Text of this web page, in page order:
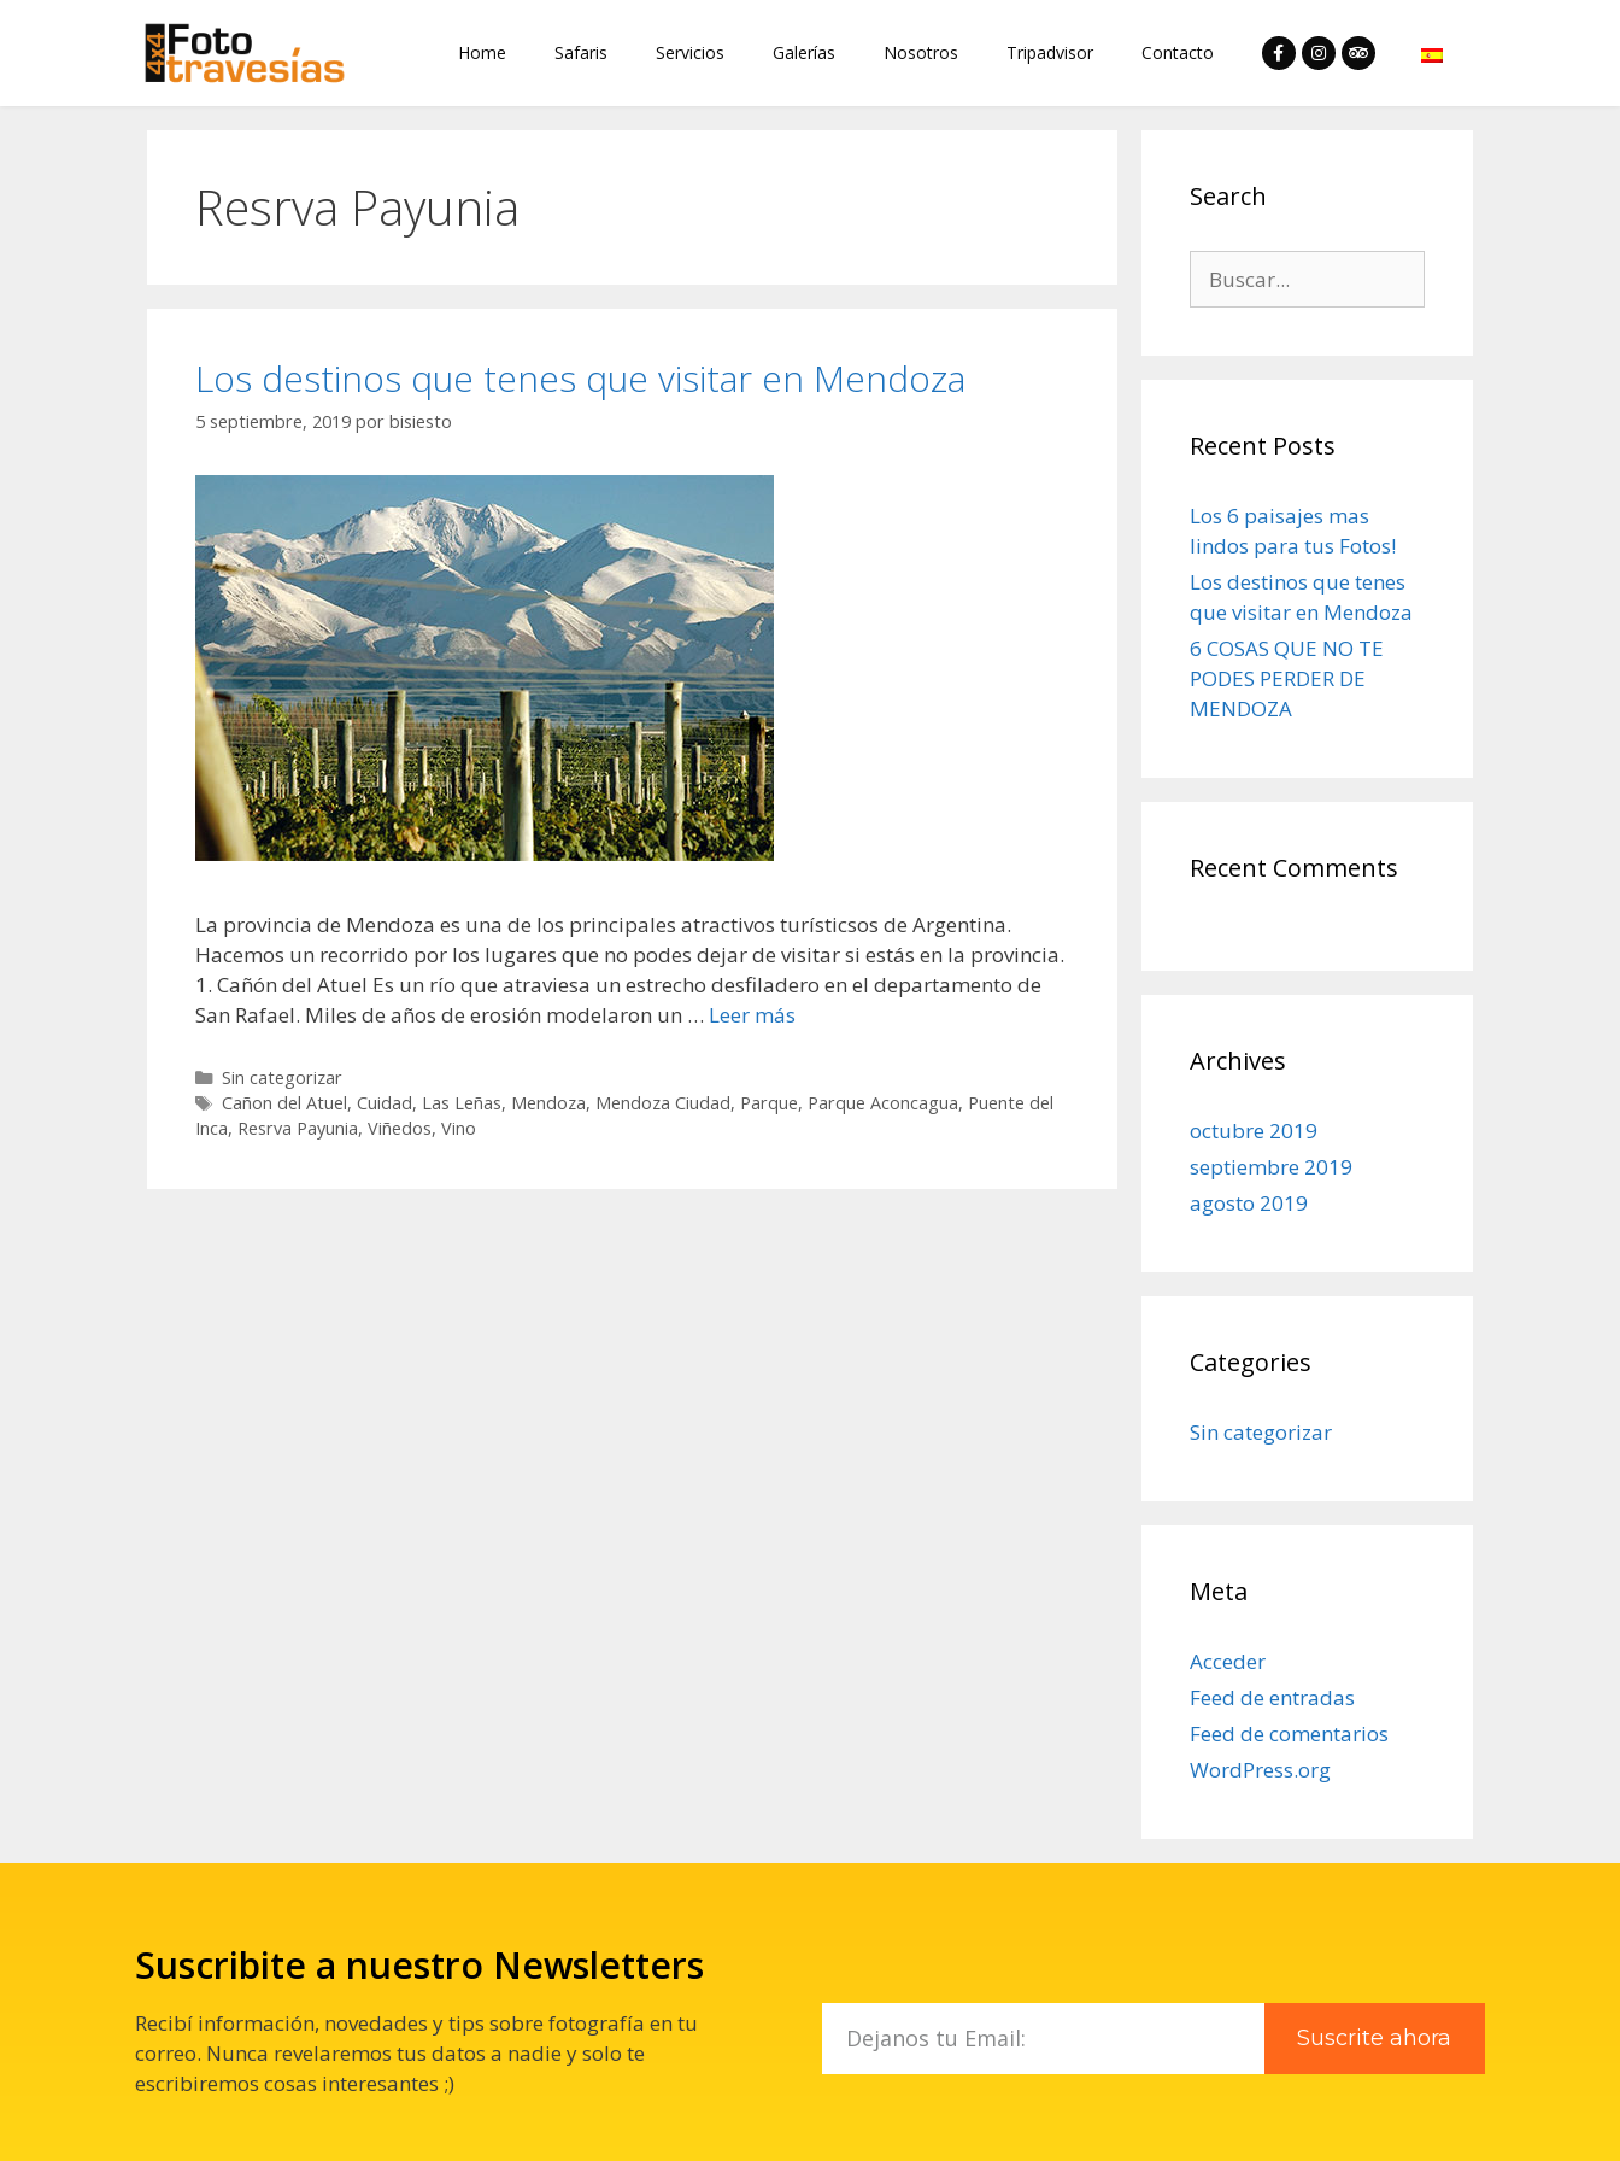
Home Safaris Servicios Galerías Nosotros Tripadvisor Contacto
Resrva Payunia
Los destinos que tenes que visitar en Mendoza
5 septiembre, 2019 por bisiesto
La provincia de Mendoza es una de los principales atractivos turísticsos de Argentina.
Hacemos un recorrido por los lugares que no podes dejar de visitar si estás en la provincia.
1. Cañón del Atuel Es un río que atraviesa un estrecho desfiladero en el departamento de
San Rafael. Miles de años de erosión modelaron un … Leer más
Sin categorizar
Cañon del Atuel, Cuidad, Las Leñas, Mendoza, Mendoza Ciudad, Parque, Parque Aconcagua, Puente del
Inca, Resrva Payunia, Viñedos, Vino
Search
Recent Posts
Los 6 paisajes mas
lindos para tus Fotos!
Los destinos que tenes
que visitar en Mendoza
6 COSAS QUE NO TE
PODES PERDER DE
MENDOZA
Recent Comments
Archives
octubre 2019
septiembre 2019
agosto 2019
Categories
Sin categorizar
Meta
Acceder
Feed de entradas
Feed de comentarios
WordPress.org
Suscribite a nuestro Newsletters
Recibí información, novedades y tips sobre fotografía en tu
correo. Nunca revelaremos tus datos a nadie y solo te
escribiremos cosas interesantes ;)
Suscrite ahora